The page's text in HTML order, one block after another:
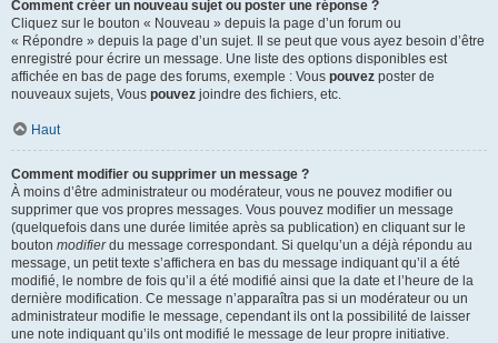
Comment créer un nouveau sujet ou poster une réponse ?
Cliquez sur le bouton « Nouveau » depuis la page d’un forum ou
« Répondre » depuis la page d’un sujet. Il se peut que vous ayez besoin d’être
enregistré pour écrire un message. Une liste des options disponibles est
affichée en bas de page des forums, exemple : Vous pouvez poster de
nouveaux sujets, Vous pouvez joindre des fichiers, etc.
Haut
Comment modifier ou supprimer un message ?
À moins d’être administrateur ou modérateur, vous ne pouvez modifier ou
supprimer que vos propres messages. Vous pouvez modifier un message
(quelquefois dans une durée limitée après sa publication) en cliquant sur le
bouton modifierdu message correspondant. Si quelqu’un a déjà répondu au
message, un petit texte s’affichera en bas du message indiquant qu’il a été
modifié, le nombre de fois qu’il a été modifié ainsi que la date et l’heure de la
dernière modification. Ce message n’apparaîtra pas si un modérateur ou un
administrateur modifie le message, cependant ils ont la possibilité de laisser
une note indiquant qu’ils ont modifié le message de leur propre initiative.